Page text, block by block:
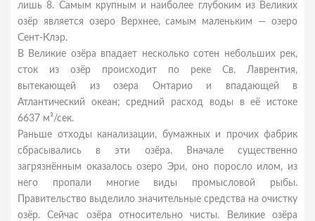
лишь 8. Самым крупным и наиболее глубоким из Великих
озёр является озеро Верхнее, самым маленьким — озеро
Сент-Клэр.
В Великие озёра впадает несколько сотен небольших рек,
сток из озёр происходит по реке Св. Лаврентия,
вытекающей из озера Онтарио и впадающей в
Атлантический океан; средний расход воды в её истоке
6637 м³/сек.
Раньше отходы канализации, бумажных и прочих фабрик
сбрасывались в эти озёра. Вначале существенно
загрязнённым оказалось озеро Эри, оно поросло илом, из
него пропали многие виды промысловой рыбы.
Правительство выделило значительные средства на очистку
озёр. Сейчас озёра относительно чисты. Великие озёра